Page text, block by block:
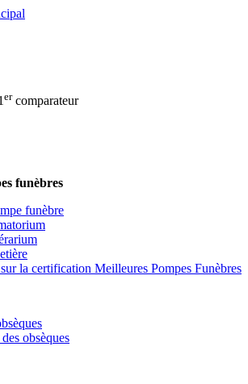
ercomparateur
funèbres
funèbre
la certification Meilleures Pompes Funèbres
obsèques